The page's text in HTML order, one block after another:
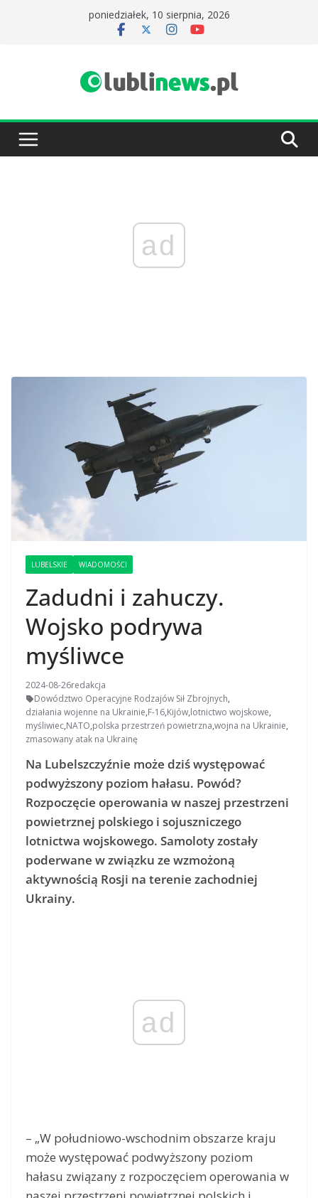
poniedziałek, 10 sierpnia, 2026
ad
LUBELSKIE WIADOMOŚCI
Zadudni i zahuczy.
Wojsko podrywa
myśliwce
2024-08-26redakcja
Dowództwo Operacyjne Rodzajów Sił Zbrojnych,
działania wojenne na Ukrainie,F-16,Kijów,lotnictwo wojskowe,
myśliwiec,NATO,polska przestrzeń powietrzna,wojna na Ukrainie,
zmasowany atak na Ukrainę
Na Lubelszczyźnie może dziś występować
podwyższony poziom hałasu. Powód?
Rozpoczęcie operowania w naszej przestrzeni
powietrznej polskiego i sojuszniczego
lotnictwa wojskowego. Samoloty zostały
poderwane w związku ze wzmożoną
aktywnością Rosji na terenie zachodniej
Ukrainy.
ad
– „W południowo-wschodnim obszarze kraju
może występować podwyższony poziom
hałasu związany z rozpoczęciem operowania w